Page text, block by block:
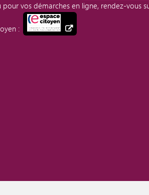
pour vos démarches en ligne, rendez-vous
: